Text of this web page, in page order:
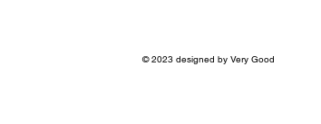
© 2023 designed by Very Good